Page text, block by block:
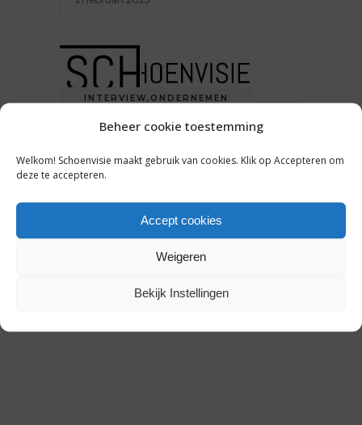
Beheer cookie toestemming
Welkom! Schoenvisie maakt gebruik van cookies. Klik op Accepteren om
deze te accepteren.
Accept cookies
Weigeren
Bekijk Instellingen
INTERVIEW, ONDERNEMEN
VANHAREN-CEO KREIN BONS
CARRIÈRE IN DE HORECA: ‘IK
GEHAKTBALLEN VAN
NEDERLAND’